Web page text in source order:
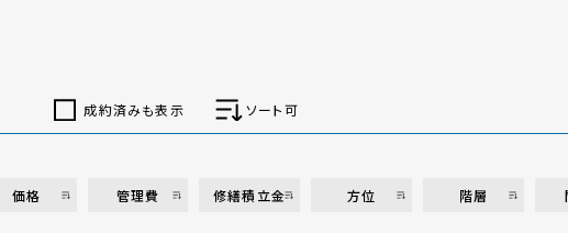
成約済みも表示 ソート可
価格 管理費 修繕積立金 方位 階層